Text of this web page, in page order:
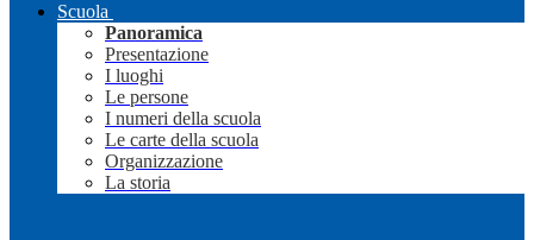
Scuola
Panoramica
Presentazione
I luoghi
Le persone
I numeri della scuola
Le carte della scuola
Organizzazione
La storia